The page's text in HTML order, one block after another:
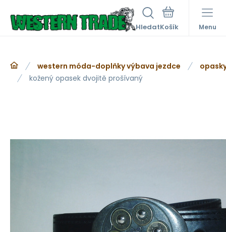
Hledat Menu
western móda-doplňky výbava jezdce
kožený opasek dvojitě prošívaný